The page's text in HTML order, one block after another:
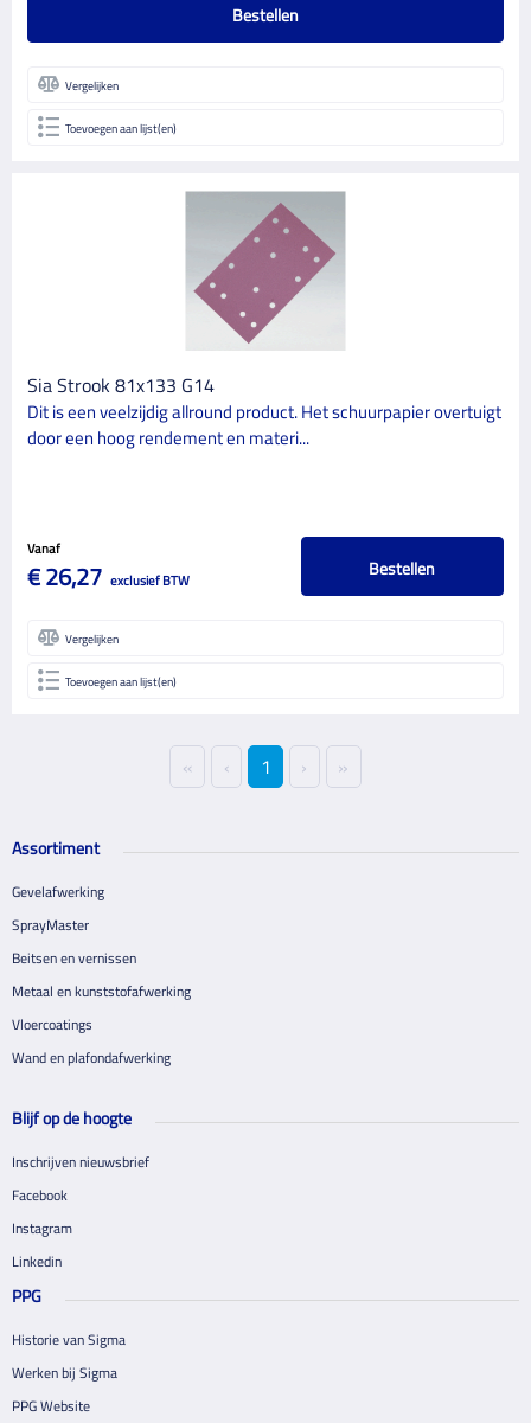
Bestellen
Vergelijken
Toevoegen aan lijst(en)
Sia Strook 81x133 G14
Dit is een veelzijdig allround product. Het schuurpapier overtuigt
door een hoog rendement en materi...
Vanaf
€ 26,27 exclusief BTW Bestellen
Vergelijken
Toevoegen aan lijst(en)
« ‹ 1 › »
Assortiment
Gevelafwerking
SprayMaster
Beitsen en vernissen
Metaal en kunststofafwerking
Vloercoatings
Wand en plafondafwerking
Blijf op de hoogte
Inschrijven nieuwsbrief
Facebook
Instagram
Linkedin
PPG
Historie van Sigma
Werken bij Sigma
PPG Website